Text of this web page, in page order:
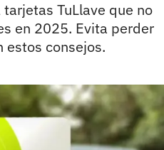
TuLlave que no
en 2025. Evita perder
estos consejos.